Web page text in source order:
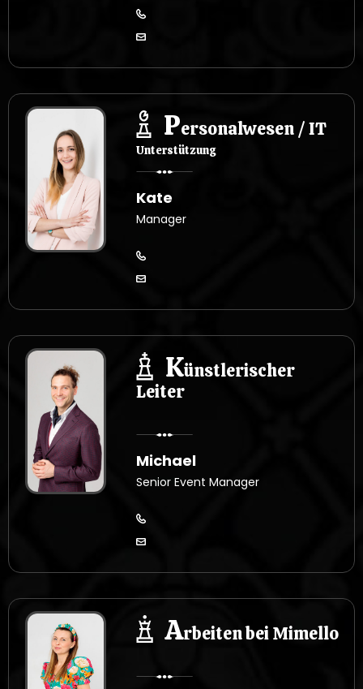
Personalwesen / IT
Unterstützung
Kate
Manager
Künstlerischer
Leiter
Michael
Senior Event Manager
Arbeiten bei Mimello